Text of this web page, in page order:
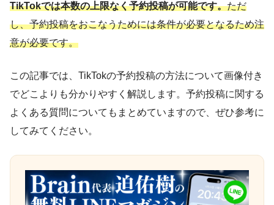
TikTokでは本数の上限なく予約投稿が可能です。ただ
し、予約投稿をおこなうためには条件が必要となるため注
意が必要です。
この記事では、TikTokの予約投稿の方法について画像付き
でどこよりも分かりやすく解説します。予約投稿に関する
よくある質問についてもまとめていますので、ぜひ参考に
してみてください。